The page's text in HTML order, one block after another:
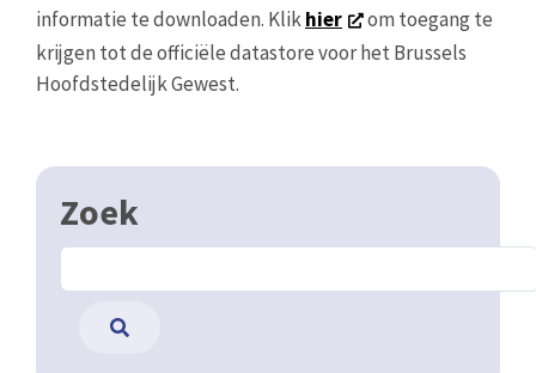
informatie te downloaden. Klikhier
om toegang te
krijgen tot de officiële datastore voor het Brussels
Hoofdstedelijk Gewest.
Zoek